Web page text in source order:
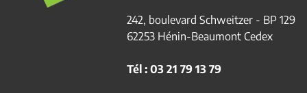
242, boulevard Schweitzer - BP 129
62253 Hénin-Beaumont Cedex
Tél : 03 21 79 13 79